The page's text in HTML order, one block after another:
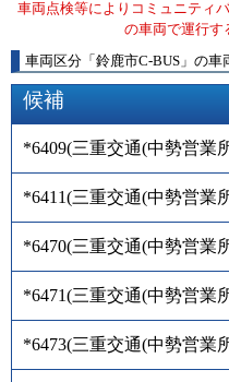
車両点検等によりコミュニティ
の車両で運行す
車両区分 「 鈴鹿市C-BUS 」 の車
候補
*6409(三重交通(中勢営業
*6411(三重交通(中勢営業
*6470(三重交通(中勢営業
*6471(三重交通(中勢営業
*6473(三重交通(中勢営業